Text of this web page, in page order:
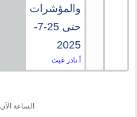
والمؤشرات
حتى 25-7-
2025
أ.نادر غيث
الساعة الآن